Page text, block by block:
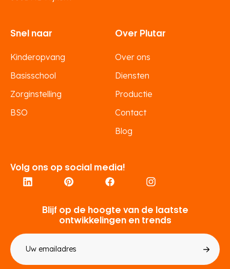
Volg ons op social media!
Snel naar
Kinderopvang
Basisschool
Zorginstelling
BSO
Over Plutar
Over ons
Diensten
Productie
Contact
Blog
Blijf op de hoogte van de laatste
ontwikkelingen en trends
mailadres